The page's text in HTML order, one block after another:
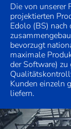
Die von unserer
projektierten
Edolo (BS)
bevorzugt
maximale
der Software)
Kunden einzeln
liefern.